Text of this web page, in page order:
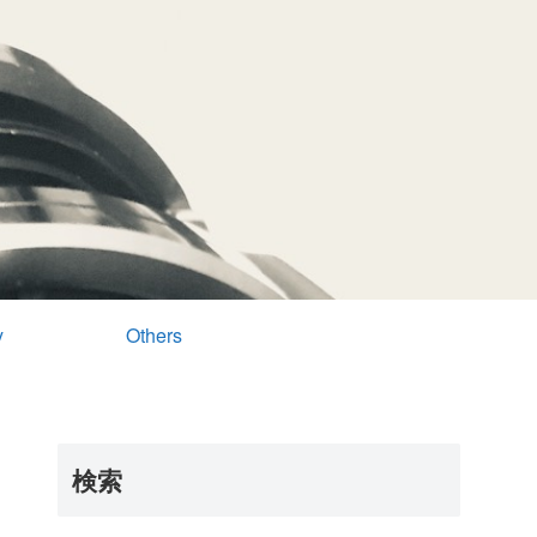
Others
検索